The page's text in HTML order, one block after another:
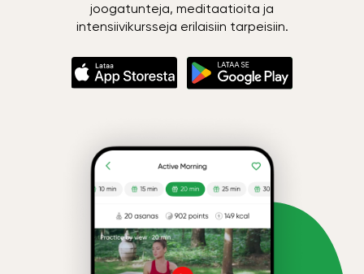
joogatunteja, meditaatioita ja
intensiivikursseja erilaisiin tarpeisiin.